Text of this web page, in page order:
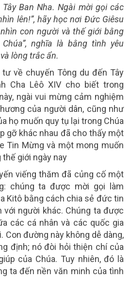
Ban Nha. Ngài mời gọi các
lên!”, hãy học nơi Đức Giêsu
con người và thế giới bằng
nghĩa là bằng tình yêu
lòng trắc ẩn.
về chuyến Tông du đến Tây
Cha Lêô XIV cho biết trong
ngài vui mừng cảm nghiệm
của người dân, cũng như
họ muốn quy tụ lại trong Chúa
gỡ khác nhau đã cho thấy một
Tin Mừng và một mong muốn
giới ngày nay
viếng thăm đã củng cố một
chúng ta được mời gọi làm
Kitô bằng cách chia sẻ đức tin
với người khác. Chúng ta được
các cá nhân và các quốc gia
Con đường này không dễ dàng,
định; nó đòi hỏi thiện chí của
của Chúa. Tuy nhiên, đó là
ta đến nền văn minh của tình